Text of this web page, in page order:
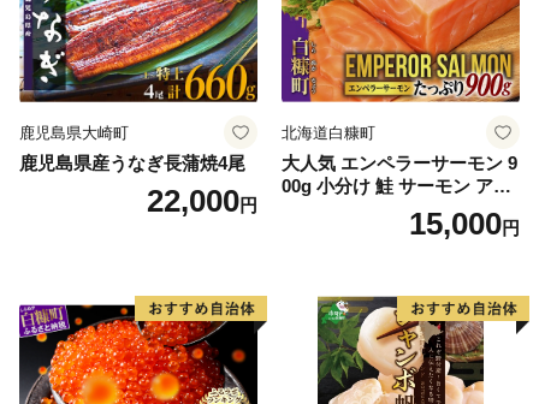
鹿児島県大崎町
鹿児島県産うなぎ長蒲焼4尾
22,000円
北海道白糠町
大人気 エンペラーサーモン 9
00g 小分け 鮭 サーモン アト
ランティックサーモン 水産
庁長官賞 受賞 さけ シャケ し
満足 美味しい 贈答 生食用 刺
身 お刺身 刺し身 魚介類 海鮮
冷凍 厚切り 薄切り ふるさと
納税 ふるさとチョイス チョ
イス 北海道 白糠町
15,000円